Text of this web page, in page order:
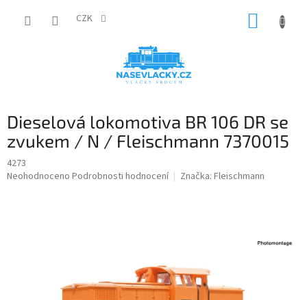
CZK
Dieselová lokomotiva BR 106 DR se
zvukem / N / Fleischmann 7370015
4273
Průměrné
Neohodnoceno Podrobnosti hodnocení Značka: Fleischmann